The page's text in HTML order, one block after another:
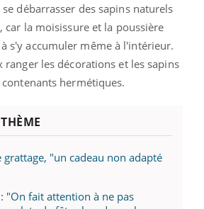
débarrasser des sapins naturels
car la moisissure et la poussière
s'y accumuler même à l'intérieur.
ranger les décorations et les sapins
hermétiques.
grattage, "un cadeau non adapté
"On fait attention à ne pas